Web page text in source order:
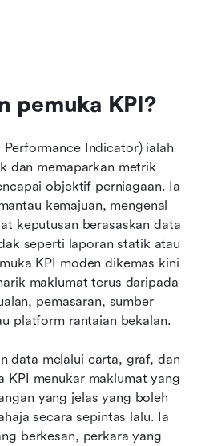
pemuka KPI?
Performance Indicator) ialah
dan memaparkan metrik
objektif perniagaan. Ia
kemajuan, mengenal
keputusan berasaskan data
seperti laporan statik atau
KPI moden dikemas kini
maklumat terus daripada
pemasaran, sumber
platform rantaian bekalan.
data melalui carta, graf, dan
KPI menukar maklumat yang
yang jelas yang boleh
secara sepintas lalu. Ia
berkesan, perkara yang